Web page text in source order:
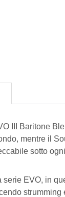
III Baritone
mentre il
sotto
serie EVO, in